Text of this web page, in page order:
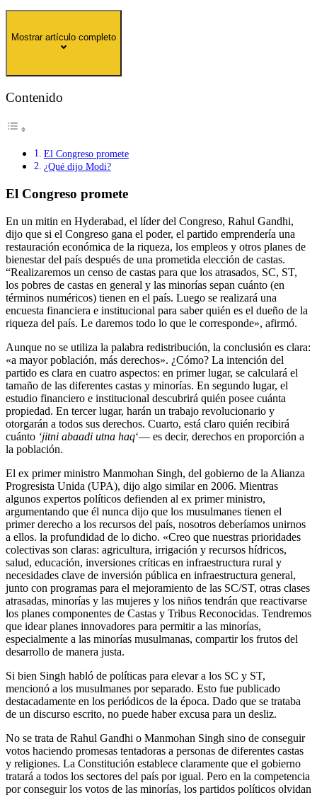
Mostrar artículo completo
Contenido
El Congreso promete
¿Qué dijo Modi?
El Congreso promete
En un mitin en Hyderabad, el líder del Congreso, Rahul Gandhi,
dijo que si el Congreso gana el poder, el partido emprendería una
restauración económica de la riqueza, los empleos y otros planes de
bienestar del país después de una prometida elección de castas.
“Realizaremos un censo de castas para que los atrasados, SC, ST,
los pobres de castas en general y las minorías sepan cuánto (en
términos numéricos) tienen en el país. Luego se realizará una
encuesta financiera e institucional para saber quién es el dueño de la
riqueza del país. Le daremos todo lo que le corresponde», afirmó.
Aunque no se utiliza la palabra redistribución, la conclusión es clara:
«a mayor población, más derechos». ¿Cómo? La intención del
partido es clara en cuatro aspectos: en primer lugar, se calculará el
tamaño de las diferentes castas y minorías. En segundo lugar, el
estudio financiero e institucional descubrirá quién posee cuánta
propiedad. En tercer lugar, harán un trabajo revolucionario y
otorgarán a todos sus derechos. Cuarto, está claro quién recibirá
cuánto ‘jitni abaadi utna haq‘— es decir, derechos en proporción a
la población.
El ex primer ministro Manmohan Singh, del gobierno de la Alianza
Progresista Unida (UPA), dijo algo similar en 2006. Mientras
algunos expertos políticos defienden al ex primer ministro,
argumentando que él nunca dijo que los musulmanes tienen el
primer derecho a los recursos del país, nosotros deberíamos unirnos
a ellos. la profundidad de lo dicho. «Creo que nuestras prioridades
colectivas son claras: agricultura, irrigación y recursos hídricos,
salud, educación, inversiones críticas en infraestructura rural y
necesidades clave de inversión pública en infraestructura general,
junto con programas para el mejoramiento de las SC/ST, otras clases
atrasadas, minorías y las mujeres y los niños tendrán que reactivarse
los planes componentes de Castas y Tribus Reconocidas. Tendremos
que idear planes innovadores para permitir a las minorías,
especialmente a las minorías musulmanas, compartir los frutos del
desarrollo de manera justa.
Si bien Singh habló de políticas para elevar a los SC y ST,
mencionó a los musulmanes por separado. Esto fue publicado
destacadamente en los periódicos de la época. Dado que se trataba
de un discurso escrito, no puede haber excusa para un desliz.
No se trata de Rahul Gandhi o Manmohan Singh sino de conseguir
votos haciendo promesas tentadoras a personas de diferentes castas
y religiones. La Constitución establece claramente que el gobierno
tratará a todos los sectores del país por igual. Pero en la competencia
por conseguir los votos de las minorías, los partidos políticos olvidan